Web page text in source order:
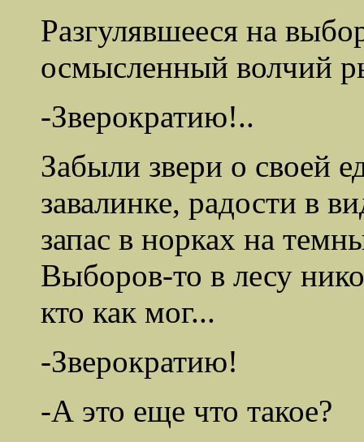
Разгулявшееся на
осмысленный волчий
-Зверократию!..
Забыли звери о своей
завалинке, радости в
запас в норках на
Выборов-то в лесу
кто как мог...
-Зверократию!
-А это еще что такое?